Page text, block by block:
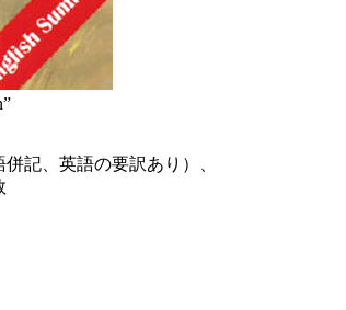
記、英語の要訳あり）、